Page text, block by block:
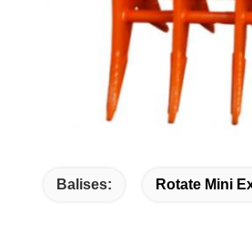
Balises: Rotate Mini